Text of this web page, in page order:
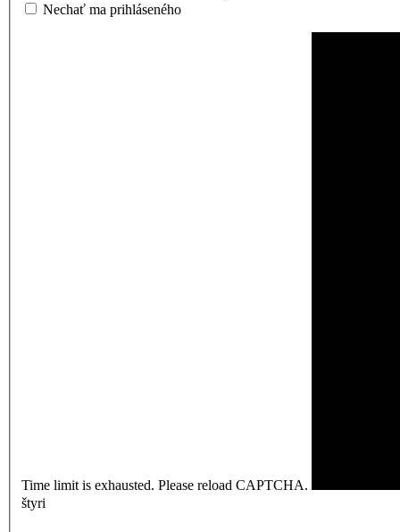
Nechať ma prihláseného
Time limit is exhausted. Please reload CAPTCHA.
štyri